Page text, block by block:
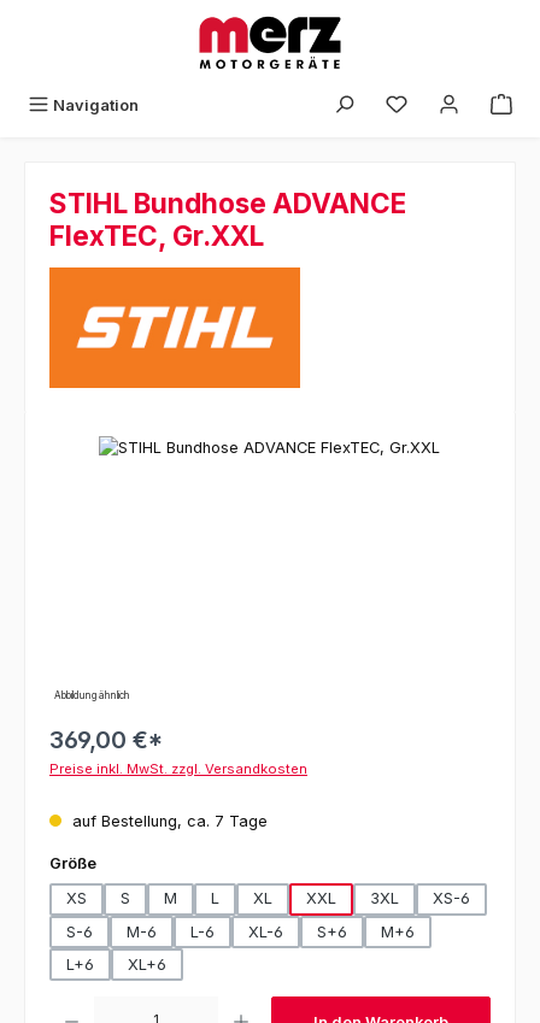
Navigation
STIHL Bundhose ADVANCE
FlexTEC, Gr.XXL
Bildergalerie überspringen
Abbildung ähnlich
369,00 €*
Preise inkl. MwSt. zzgl. Versandkosten
auf Bestellung, ca. 7 Tage
Größeauswählen
XS
S M L XL XXL 3XL
XS-6
S-6
M-6 L-6 XL-6 S+6
M+6
L+6
XL+6